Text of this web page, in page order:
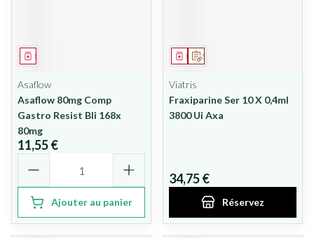
Médicament
Asaflow
Asaflow 80mg Comp
Gastro Resist Bli 168x
80mg
11,55 €
Ajouter au panier
Sur prescription
Médicament
Viatris
Fraxiparine Ser 10 X 0,4ml
3800 Ui Axa
34,75 €
Réservez